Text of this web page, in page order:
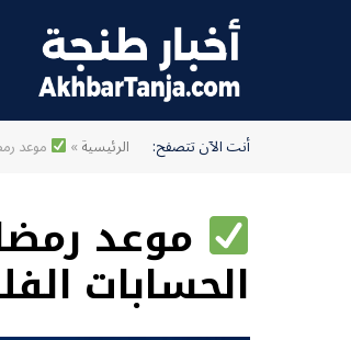
أنت الآن تتصفح: الرئيسية» موعد رمضان
الحسابات